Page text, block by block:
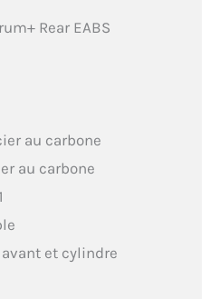
Rear EABS
au carbone
au carbone
et cylindre